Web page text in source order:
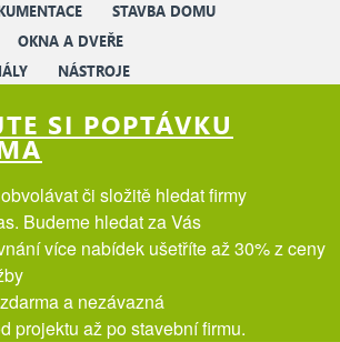
STAVBA DOMU
OKNA A DVEŘE
NÁSTROJE
SI POPTÁVKU
či složitě hledat firmy
Budeme hledat za Vás
více nabídek ušetříte až 30% z ceny
a nezávazná
projektu až po stavební firmu.